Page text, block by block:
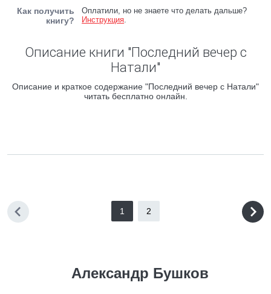
Как получить
книгу?
Оплатили, но не знаете что делать дальше?
Инструкция.
Описание книги "Последний вечер с
Натали"
Описание и краткое содержание "Последний вечер с Натали"
читать бесплатно онлайн.
1 2
Александр Бушков